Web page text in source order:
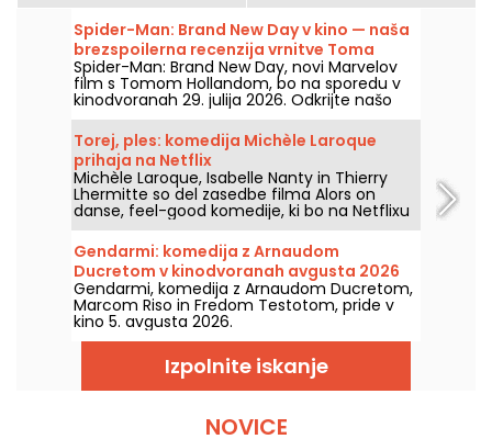
Spider-Man: Brand New Day v kino — naša
brezspoilerna recenzija vrnitve Toma
Hollanda v Spider-Mana
Spider-Man: Brand New Day, novi Marvelov
film s Tomom Hollandom, bo na sporedu v
kinodvoranah 29. julija 2026. Odkrijte našo
recenzijo!
Torej, ples: komedija Michèle Laroque
prihaja na Netflix
Michèle Laroque, Isabelle Nanty in Thierry
Lhermitte so del zasedbe filma Alors on
danse, feel-good komedije, ki bo na Netflixu
na voljo že od 1. avgusta 2026.
Gendarmi: komedija z Arnaudom
Ducretom v kinodvoranah avgusta 2026
Gendarmi, komedija z Arnaudom Ducretom,
Marcom Riso in Fredom Testotom, pride v
kino 5. avgusta 2026.
Izpolnite iskanje
NOVICE